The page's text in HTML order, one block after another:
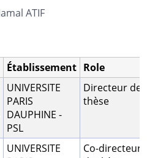
ATIF
Établissement Role
UNIVERSITE
PARIS
DAUPHINE -
PSL
Directeur de
thèse
UNIVERSITE
Co-directeur